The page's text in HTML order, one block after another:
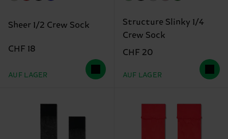
Sheer 1/2 Crew Sock
CHF 18
AUF LAGER
Structure Slinky 1/4
Crew Sock
CHF 20
AUF LAGER